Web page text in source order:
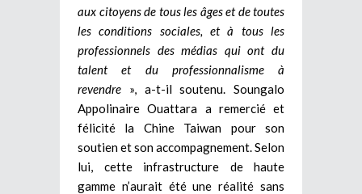
aux citoyens de tous les âges et de toutes
les conditions sociales, et à tous les
professionnels des médias qui ont du
talent et du professionnalisme à
revendre », a-t-il soutenu. Soungalo
Appolinaire Ouattara a remercié et
félicité la Chine Taiwan pour son
soutien et son accompagnement. Selon
lui, cette infrastructure de haute
gamme n’aurait été une réalité sans